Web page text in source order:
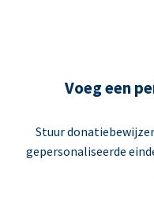
Voeg een
Stuur
gepersonaliseerde